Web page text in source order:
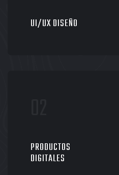
UI/UX DISEÑO
PRODUCTOS
DIGITALES